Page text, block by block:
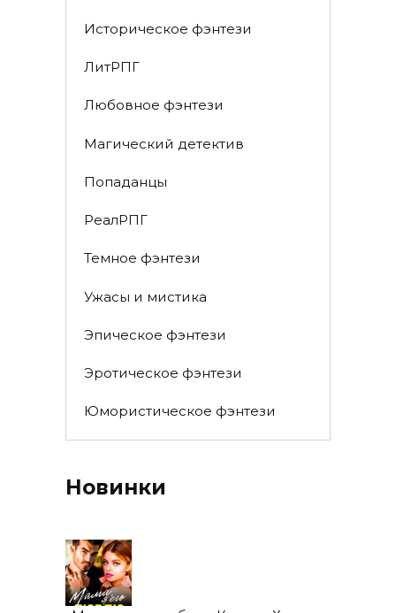
Историческое фэнтези
ЛитРПГ
Любовное фэнтези
Магический детектив
Попаданцы
РеалРПГ
Темное фэнтези
Ужасы и мистика
Эпическое фэнтези
Эротическое фэнтези
Юмористическое фэнтези
Новинки